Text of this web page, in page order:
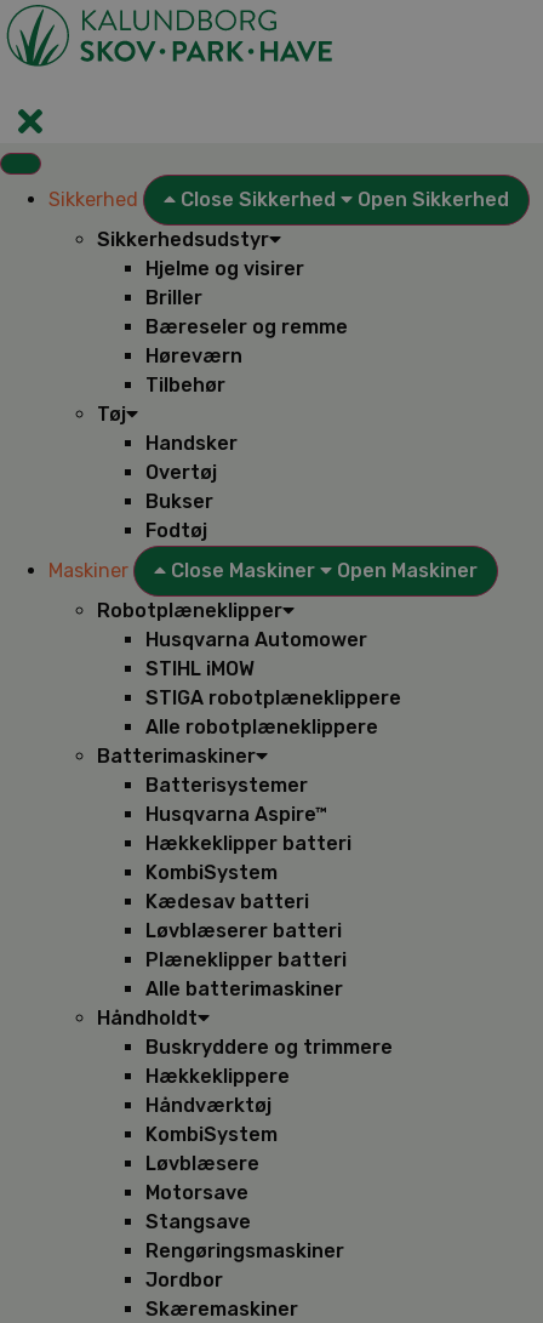
Videre
til
indhold
Sikkerhed Close Sikkerhed
Open Sikkerhed
Sikkerhedsudstyr
Hjelme og visirer
Briller
Bæreseler og remme
Høreværn
Tilbehør
Tøj
Handsker
Overtøj
Bukser
Fodtøj
Maskiner
Close Maskiner
Open Maskiner
Robotplæneklipper
Husqvarna Automower
STIHL iMOW
STIGA robotplæneklippere
Alle robotplæneklippere
Batterimaskiner
Batterisystemer
Husqvarna Aspire™
Hækkeklipper batteri
KombiSystem
Kædesav batteri
Løvblæserer batteri
Plæneklipper batteri
Alle batterimaskiner
Håndholdt
Buskryddere og trimmere
Hækkeklippere
Håndværktøj
KombiSystem
Løvblæsere
Motorsave
Stangsave
Rengøringsmaskiner
Jordbor
Skæremaskiner